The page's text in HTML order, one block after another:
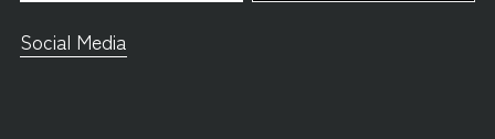
Social Media